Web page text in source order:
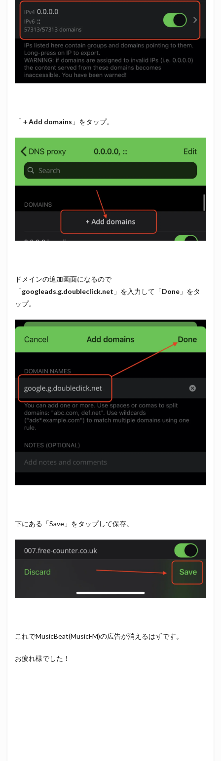
「 ＋Add domains 」をタップ。
ドメインの追加画面になるので
「googleads.g.doubleclick.net 」を入力して「Done 」をタ
ップ。
下にある「Save」をタップして保存。
これでMusicBeat(MusicFM)の広告が消えるはずです。
お疲れ様でした！